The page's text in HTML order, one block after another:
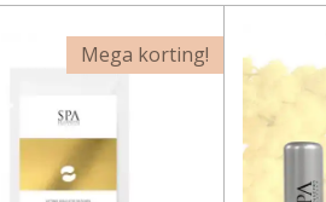
Mega korting!